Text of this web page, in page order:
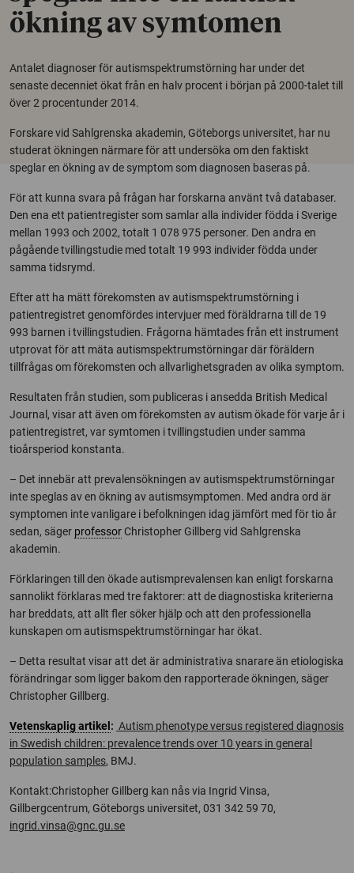
ökning av symtomen
Antalet diagnoser för autismspektrumstörning har under det
senaste decenniet ökat från en halv procent i början på 2000-talet till
över 2 procentunder 2014.
Forskare vid Sahlgrenska akademin, Göteborgs universitet, har nu
studerat ökningen närmare för att undersöka om den faktiskt
speglar en ökning av de symptom som diagnosen baseras på.
För att kunna svara på frågan har forskarna använt två databaser.
Den ena ett patientregister som samlar alla individer födda i Sverige
mellan 1993 och 2002, totalt 1 078 975 personer. Den andra en
pågående tvillingstudie med totalt 19 993 individer födda under
samma tidsrymd.
Efter att ha mätt förekomsten av autismspektrumstörning i
patientregistret genomfördes intervjuer med föräldrarna till de 19
993 barnen i tvillingstudien. Frågorna hämtades från ett instrument
utprovat för att mäta autismspektrumstörningar där föräldern
tillfrågas om förekomsten och allvarlighetsgraden av olika symptom.
Resultaten från studien, som publiceras i ansedda British Medical
Journal, visar att även om förekomsten av autism ökade för varje år i
patientregistret, var symtomen i tvillingstudien under samma
tioårsperiod konstanta.
– Det innebär att prevalensökningen av autismspektrumstörningar
inte speglas av en ökning av autismsymptomen. Med andra ord är
symptomen inte vanligare i befolkningen idag jämfört med för tio år
sedan, säger professor Christopher Gillberg vid Sahlgrenska
akademin.
Förklaringen till den ökade autismprevalensen kan enligt forskarna
sannolikt förklaras med tre faktorer: att de diagnostiska kriterierna
har breddats, att allt fler söker hjälp och att den professionella
kunskapen om autismspektrumstörningar har ökat.
– Detta resultat visar att det är administrativa snarare än etiologiska
förändringar som ligger bakom den rapporterade ökningen, säger
Christopher Gillberg.
Vetenskaplig artikel : Autism phenotype versus registered diagnosis
in Swedish children: prevalence trends over 10 years in general
population samples, BMJ.
Kontakt:Christopher Gillberg kan nås via Ingrid Vinsa,
Gillbergcentrum, Göteborgs universitet, 031 342 59 70,
ingrid.vinsa@gnc.gu.se